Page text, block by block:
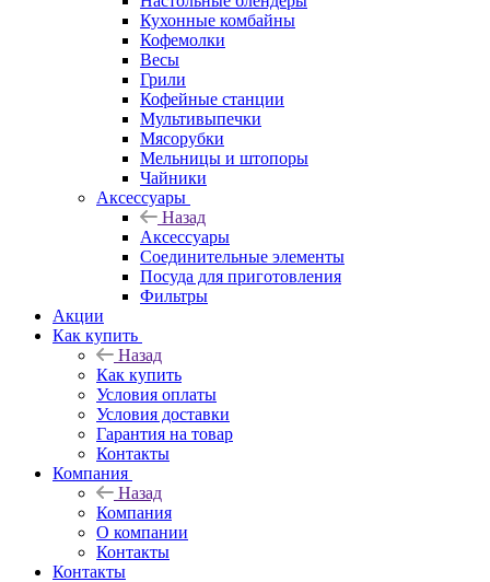
Кухонные комбайны
Кофемолки
Весы
Грили
Кофейные станции
Мультивыпечки
Мясорубки
Мельницы и штопоры
Чайники
Аксессуары
Назад
Аксессуары
Соединительные элементы
Посуда для приготовления
Фильтры
Акции
Как купить
Назад
Как купить
Условия оплаты
Условия доставки
Гарантия на товар
Контакты
Компания
Назад
Компания
О компании
Контакты
Контакты